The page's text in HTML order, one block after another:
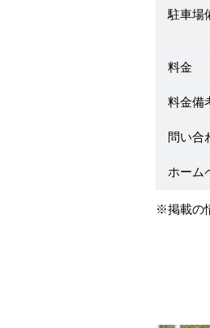
駐車場
料金
料金備
問い合
ホーム
※掲載の